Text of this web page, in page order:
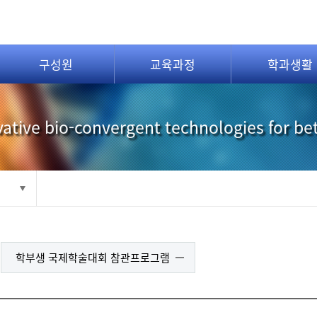
구성원 교육과정 학과생활
bio-convergent technologies for
학부생 국제학술대회 참관프로그램